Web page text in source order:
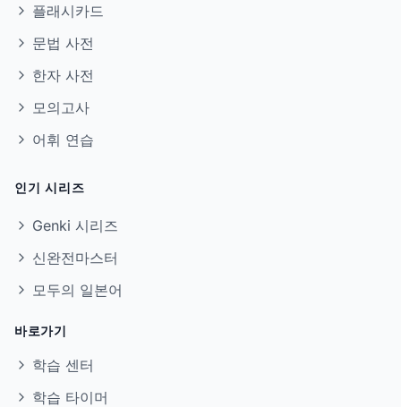
플래시카드
문법 사전
한자 사전
모의고사
어휘 연습
인기 시리즈
Genki 시리즈
신완전마스터
모두의 일본어
바로가기
학습 센터
학습 타이머